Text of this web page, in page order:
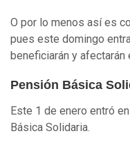
O por lo menos así es
pues este domingo
beneficiarán y
Pensión Básica
Este 1 de enero entró
Básica Solidaria.